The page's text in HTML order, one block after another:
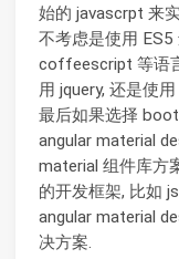
始的 javascrpt 来
不考虑是使用
coffeescript 等语
用 jquery, 还是使
最后如果选择
angular material
material 组件库方
的开发框架, 比如
angular material
决方案.